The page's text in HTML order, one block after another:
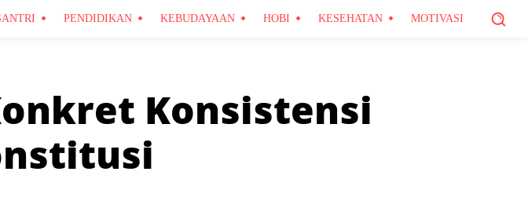
PENDIDIKAN KEBUDAYAAN HOBI KESEHATAN MOTIVASI
Konsistensi